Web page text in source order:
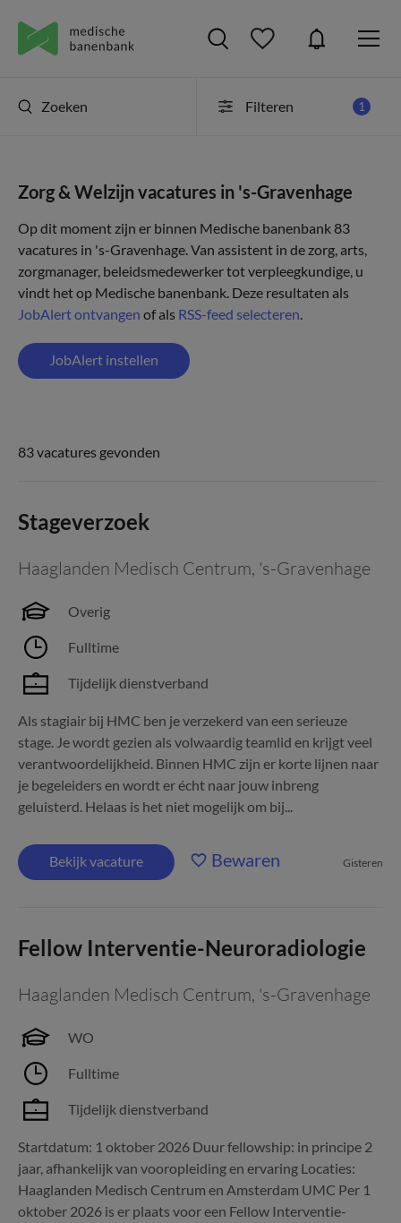
Zoeken Filteren 1
Zorg & Welzijn vacatures in 's-Gravenhage
Op dit moment zijn er binnen Medische banenbank 83
vacatures in 's-Gravenhage. Van assistent in de zorg, arts,
zorgmanager, beleidsmedewerker tot verpleegkundige, u
vindt het op Medische banenbank. Deze resultaten als
JobAlert ontvangen of als RSS-feed selecteren.
JobAlert instellen
83 vacatures gevonden
Stageverzoek
Haaglanden Medisch Centrum, 's-Gravenhage
Overig
Fulltime
Tijdelijk dienstverband
Als stagiair bij HMC ben je verzekerd van een serieuze
stage. Je wordt gezien als volwaardig teamlid en krijgt veel
verantwoordelijkheid. Binnen HMC zijn er korte lijnen naar
je begeleiders en wordt er écht naar jouw inbreng
geluisterd. Helaas is het niet mogelijk om bij...
Bekijk vacature Bewaren Gisteren
Fellow Interventie-Neuroradiologie
Haaglanden Medisch Centrum, 's-Gravenhage
WO
Fulltime
Tijdelijk dienstverband
Startdatum: 1 oktober 2026 Duur fellowship: in principe 2
jaar, afhankelijk van vooropleiding en ervaring Locaties:
Haaglanden Medisch Centrum en Amsterdam UMC Per 1
oktober 2026 is er plaats voor een Fellow Interventie-